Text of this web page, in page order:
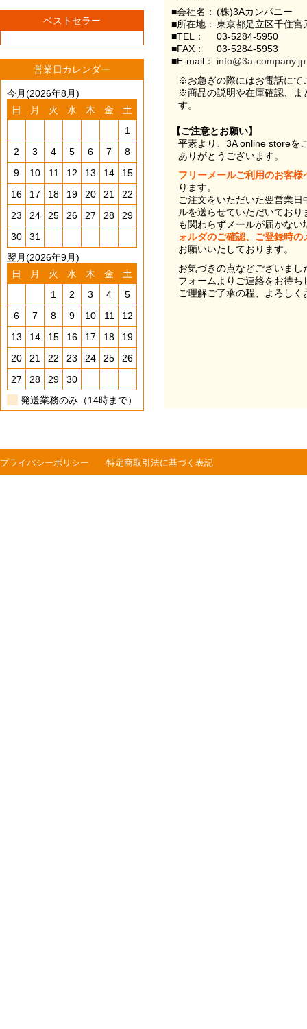
ベストセラー
営業日カレンダー
今月(2026年8月)
日
月 火 水 木 金
土
1
2
3 4 5 6 7
8
9
10 11 12 13 14
15
16
17 18 19 20 21
22
23
24 25 26 27 28
29
30
31
翌月(2026年9月)
日
月 火 水 木 金
土
1
2 3 4
5
6
7 8 9 10 11
12
13
14 15 16 17 18
19
20
21 22 23 24 25
26
27
28 29
30
発送業務のみ（14時まで）
■会社名： (株)3Aカンパニー
■所在地： 東京都足立区千住
■TEL：
03-5284-5950
■FAX：
03-5284-5953
■E-mail：
info@3a-company.jp
※お急ぎの際にはお電話にて
※商品の説明や在庫確認、ま
す。
【ご注意とお願い】
平素より、3A online storeを
ありがとうございます。
フリーメールご利用のお客様
ります。
ご注文をいただいた翌営業
ルを送らせていただいてお
も関わらずメールが届かない
ォルダのご確認、ご登録時
お願いいたしております。
お気づきの点などございま
フォームよりご連絡をお待ち
ご理解ご了承の程、よろし
プライバシーポリシー 特定商取引法に基づく表記